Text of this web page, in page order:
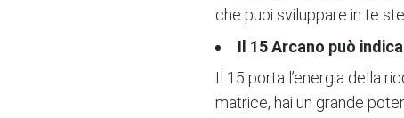
che puoi sviluppare in te
Il 15 Arcano può
Il 15 porta l’energia della
matrice, hai un grande